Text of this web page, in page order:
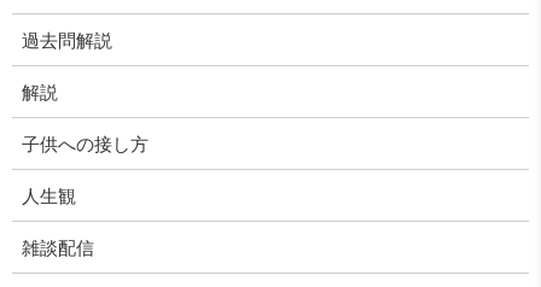
過去問解説
解説
子供への接し方
人生観
雑談配信